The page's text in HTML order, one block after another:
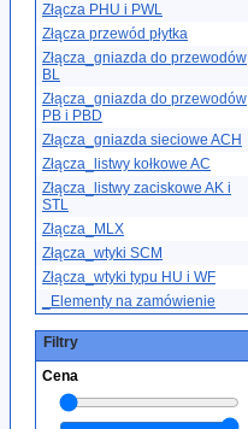
Złącza PHU i PWL
Złącza przewód płytka
Złącza_gniazda do przewodów
BL
Złącza_gniazda do przewodów
PB i PBD
Złącza_gniazda sieciowe ACH
Złącza_listwy kołkowe AC
Złącza_listwy zaciskowe AK i
STL
Złącza_MLX
Złącza_wtyki SCM
Złącza_wtyki typu HU i WF
_Elementy na zamówienie
Filtry
Cena